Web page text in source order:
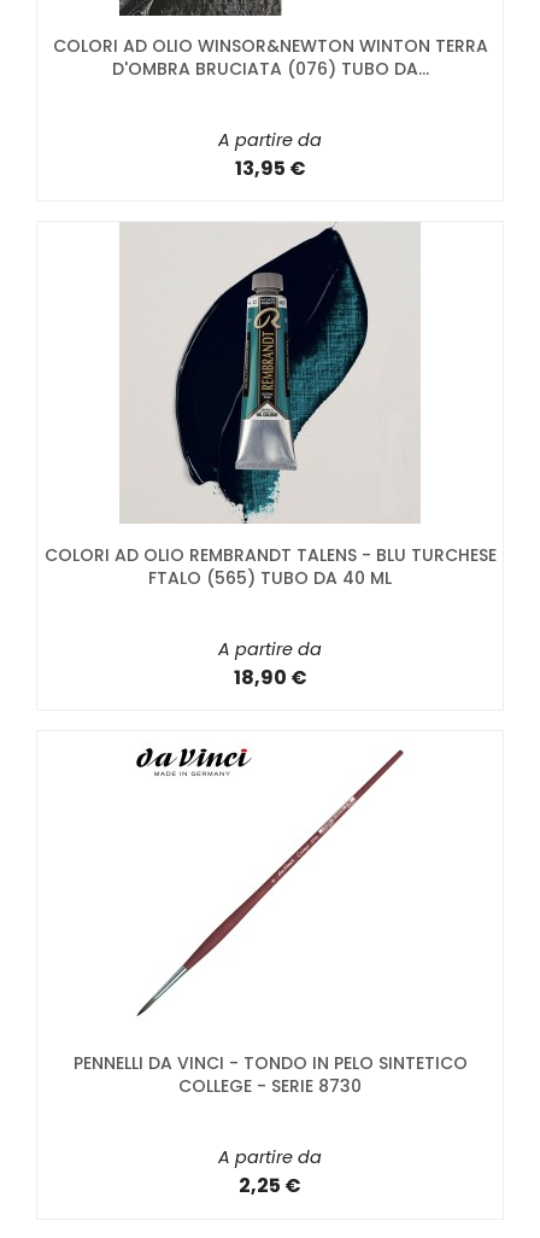
COLORI AD OLIO WINSOR&NEWTON WINTON TERRA
D'OMBRA BRUCIATA (076) TUBO DA...
A partire da
13,95 €
COLORI AD OLIO REMBRANDT TALENS - BLU TURCHESE
FTALO (565) TUBO DA 40 ML
A partire da
18,90 €
PENNELLI DA VINCI - TONDO IN PELO SINTETICO
COLLEGE - SERIE 8730
A partire da
2,25 €